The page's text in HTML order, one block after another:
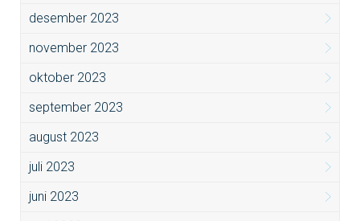
desember 2023
november 2023
oktober 2023
september 2023
august 2023
juli 2023
juni 2023